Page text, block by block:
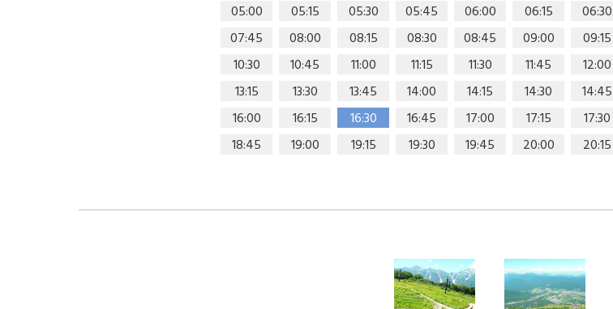
05:00 05:15 05:30 05:45 06:00 06:15 06:30
07:45
08:00 08:15 08:30 08:45 09:00 09:15
10:30
10:45 11:00 11:15 11:30 11:45 12:00
13:15
13:30 13:45 14:00 14:15 14:30 14:45
16:00
16:15 16:30 16:45 17:00 17:15 17:30
18:45
19:00 19:15 19:30 19:45 20:00 20:15